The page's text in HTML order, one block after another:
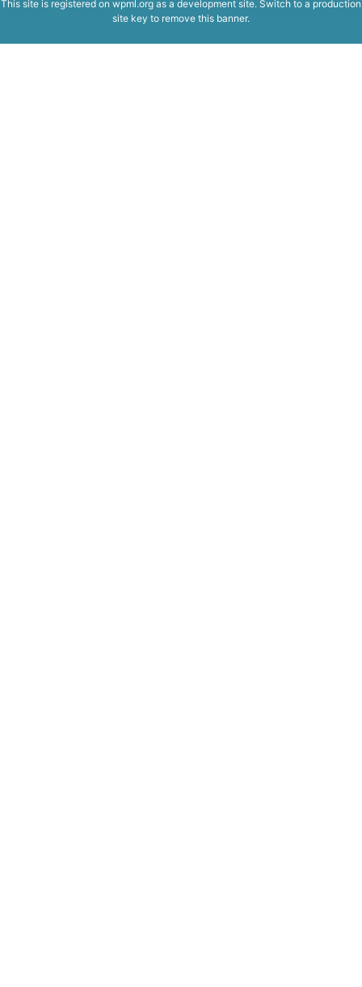
This site is registered on wpml.org as a development site. Switch to a production
site key to remove this banner.